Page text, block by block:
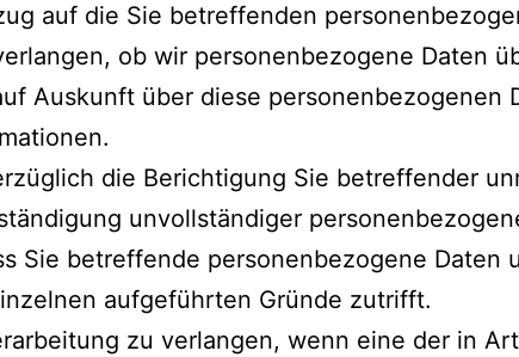
auf die Sie betreffenden
ob wir personenbezogene Daten
Auskunft über diese personenbezogenen
die Berichtigung Sie betreffender
unvollständiger
Sie betreffende personenbezogene Daten
aufgeführten Gründe zutrifft.
zu verlangen, wenn eine der in